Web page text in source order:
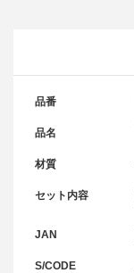
品番
品名
材質
セット内容
JAN
S/CODE